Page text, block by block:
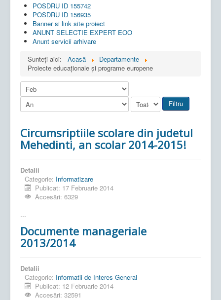
POSDRU ID 155742
POSDRU ID 156935
Banner si link site proiect
ANUNT SELECTIE EXPERT EOO
Anunt servicii arhivare
Sunteți aici:
Acasă
Departamente
Proiecte educaționale și programe europene
Filtru
Circumsriptiile scolare din judetul
Mehedinti, an scolar 2014-2015!
Detalii
Categorie: Informatizare
Publicat: 17 Februarie 2014
Accesări: 6329
...
Documente manageriale
2013/2014
Detalii
Categorie: Informatii de Interes General
Publicat: 12 Februarie 2014
Accesări: 32591